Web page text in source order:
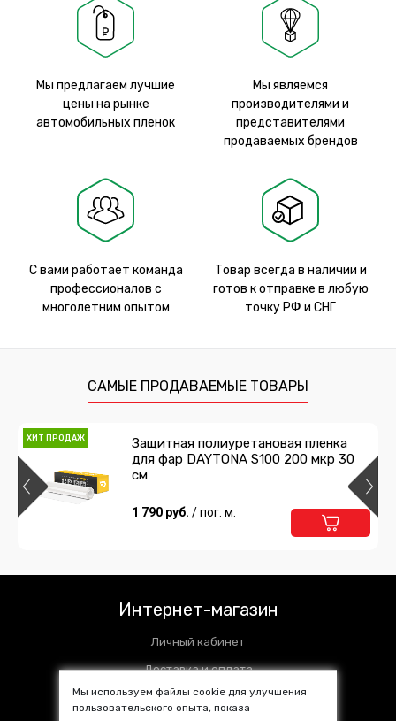
Мы предлагаем лучшие
цены на рынке
автомобильных пленок
Мы являемся
производителями и
представителями
продаваемых брендов
С вами работает команда
профессионалов с
многолетним опытом
Товар всегда в наличии и
готов к отправке в любую
точку РФ и СНГ
САМЫЕ ПРОДАВАЕМЫЕ ТОВАРЫ
ХИТ ПРОДАЖ
Защитная полиуретановая пленка
для фар DAYTONA S100 200 мкр 30
см
1 790 руб. / пог. м.
Интернет-магазин
Личный кабинет
Доставка и оплата
Установочные центры
Мы используем файлы cookie для улучшения
пользовательского опыта, показа